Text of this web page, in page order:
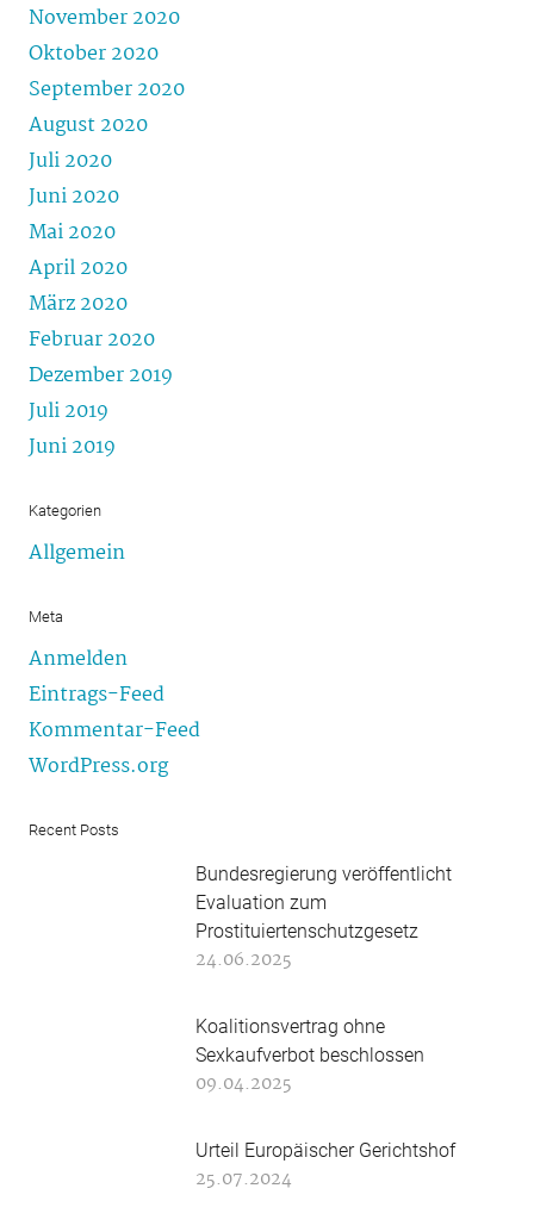
November 2020
Oktober 2020
September 2020
August 2020
Juli 2020
Juni 2020
Mai 2020
April 2020
März 2020
Februar 2020
Dezember 2019
Juli 2019
Juni 2019
Kategorien
Allgemein
Meta
Anmelden
Eintrags-Feed
Kommentar-Feed
WordPress.org
Recent Posts
Bundesregierung veröffentlicht
Evaluation zum
Prostituiertenschutzgesetz
24.06.2025
Koalitionsvertrag ohne
Sexkaufverbot beschlossen
09.04.2025
Urteil Europäischer Gerichtshof
25.07.2024